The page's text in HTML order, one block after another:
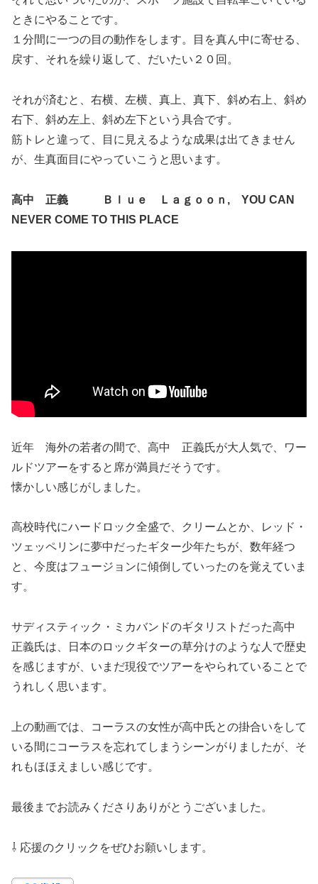
ときにやることです。
１分間に一つの目の動作をします。目を真ん中に寄せる、
戻す、それを繰り返して、だいたい２０回。
それが済むと、右横、左横、真上、真下、斜め右上、斜め
右下、斜め左上、斜め左下という具合です。
筋トレと違って、目に見えるような成果は出てきません
が、生真面目にやっていこうと思います。
高中 正義 Ｂｌｕｅ Ｌａｇｏｏｎ, YOU CAN
NEVER COME TO THIS PLACE
近年 海外の若者の間で、高中 正義氏が大人気で、ワー
ルドツアーをすると席が満員だそうです。
懐かしい感じがしました。
高校時代にハードロック全盛で、クリームとか、レッド・
ツェッペリンに夢中だったギター少年たちが、数年経つ
と、今度はフュージョンに傾倒していったのを覚えていま
す。
サディスティック・ミカバンドのギタリストだった高中
正義氏は、日本のロックギターの草分けのような人で歴史
を感じますが、いまだ現役でツアーをやられていることで
うれしく思います。
上の動画では、コーラスの女性が高中氏との掛合いをして
いる間にコーラスを忘れてしまうシーンがりましたが、そ
れもほほえましい感じです。
最後までお読みくださりありがとうございました。
⇩ 応援のクリックをぜひお願いします。